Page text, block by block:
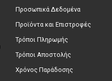
Προσωπικά Δεδομένα
Προϊόντα και Επιστροφές
Τρόποι Πληρωμής
Τρόποι Αποστολής
Χρόνος Παράδοσης